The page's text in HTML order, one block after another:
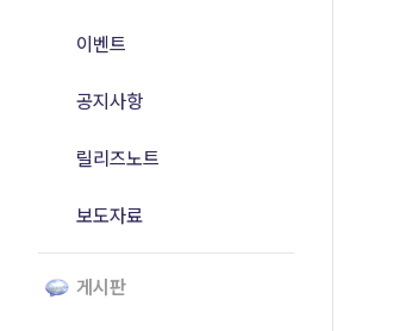
이벤트
공지사항
릴리즈노트
보도자료
게시판